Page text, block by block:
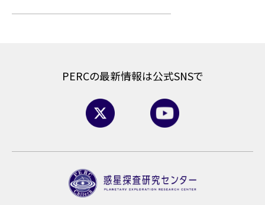
PERCの最新情報は公式SNSで